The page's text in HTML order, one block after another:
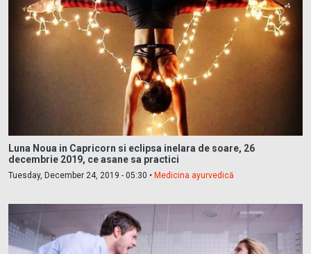
Luna Noua in Capricorn si eclipsa inelara de soare, 26
decembrie 2019, ce asane sa practici
Tuesday, December 24, 2019 - 05:30 • Medicina ayurvedică